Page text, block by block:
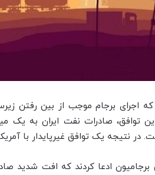
اجرای برجام موجب از بین رفتن
در نتیجه یک توافق غیرپایدار با
برجامیون ادعا کردند که افت شدید